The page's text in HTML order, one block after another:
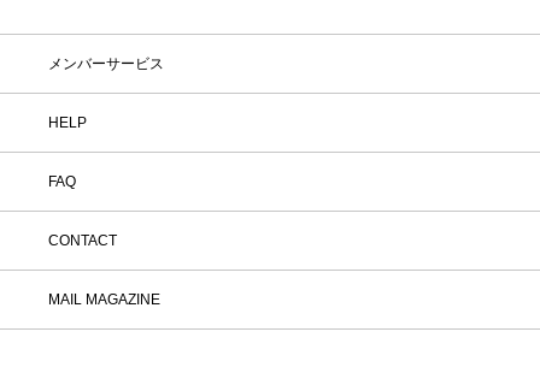
メンバーサービス
HELP
FAQ
CONTACT
MAIL MAGAZINE